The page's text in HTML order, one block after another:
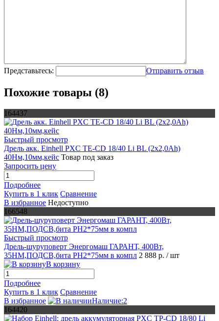
Представьтесь: Отправить отзыв
Похожие товары (8)
164437
Быстрый просмотр
Дрель акк. Einhell PXC TE-CD 18/40 Li BL (2x2,0Ah)
40Нм,10мм,кейс Товар под заказ
Запросить цену
Подробнее
Купить в 1 клик Сравнение
В избранное Недоступно
166548
Быстрый просмотр
Дрель-шуруповерт Энергомаш ГАРАНТ, 400Вт,
35НМ,ПОДСВ,бита PH2*75мм в компл 2 888 р. / шт
В корзину
Подробнее
Купить в 1 клик Сравнение
В избранное
Наличие:2
164420